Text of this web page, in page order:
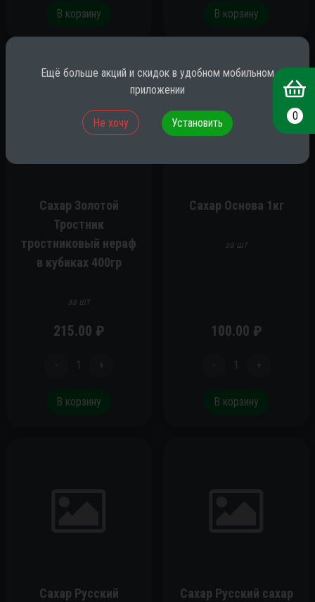
В корзину В корзину
Сахар Золотой
Тростник
тростниковый нераф
в кубиках 400гр
за шт
215.00 ₽
- 1 +
В корзину
Сахар Основа 1кг
за шт
100.00 ₽
- 1 +
В корзину
Сахар Русский
Сахар Русский сахар
0
Ещё больше акций и скидок в удобном мобильном
приложении
Не хочу Установить